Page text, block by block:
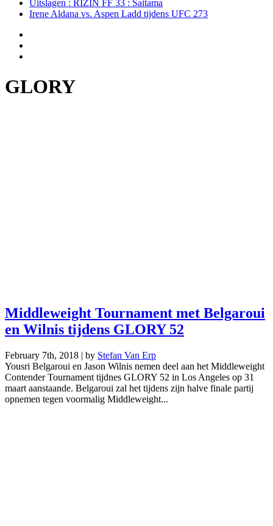
Uitslagen : RIZIN FF 33 : Saitama
Irene Aldana vs. Aspen Ladd tijdens UFC 273
GLORY
Middleweight Tournament met Belgaroui
en Wilnis tijdens GLORY 52
February 7th, 2018 | by Stefan Van Erp
Yousri Belgaroui en Jason Wilnis nemen deel aan het Middleweight
Contender Tournament tijdnes GLORY 52 in Los Angeles op 31
maart aanstaande. Belgaroui zal het tijdens zijn halve finale partij
opnemen tegen voormalig Middleweight...